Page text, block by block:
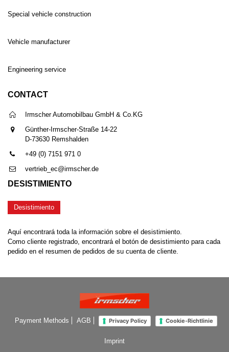
Special vehicle construction
Vehicle manufacturer
Engineering service
CONTACT
Irmscher Automobilbau GmbH & Co.KG
Günther-Irmscher-Straße 14-22
D-73630 Remshalden
+49 (0) 7151 971 0
vertrieb_ec@irmscher.de
DESISTIMIENTO
Desistimiento
Aquí encontrará toda la información sobre el desistimiento.
Como cliente registrado, encontrará el botón de desistimiento para cada
pedido en el resumen de pedidos de su cuenta de cliente.
Payment Methods AGB Privacy Policy Cookie-Richtlinie
Imprint